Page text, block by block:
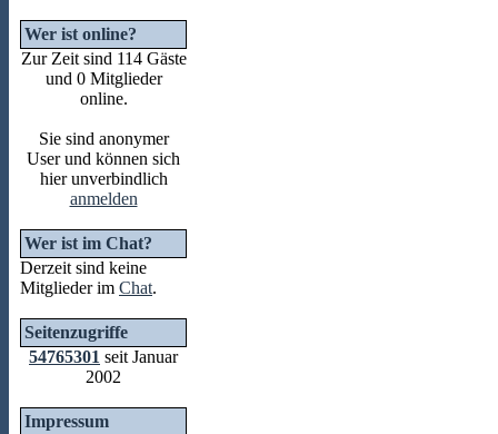
Wer ist online?
Zur Zeit sind 114 Gäste
und 0 Mitglieder
online.
Sie sind anonymer
User und können sich
hier unverbindlich
anmelden
Wer ist im Chat?
Derzeit sind keine
Mitglieder im Chat.
Seitenzugriffe
54765301 seit Januar
2002
Impressum